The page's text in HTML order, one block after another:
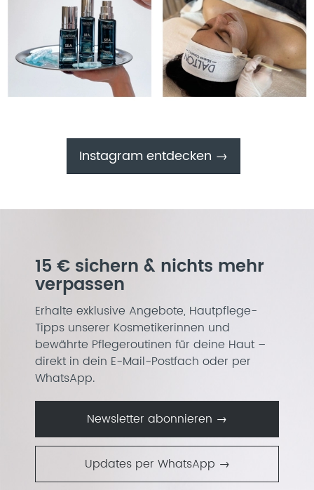
Instagram entdecken →
15 € sichern & nichts mehr
verpassen
Erhalte exklusive Angebote, Hautpflege-
Tipps unserer Kosmetikerinnen und
bewährte Pflegeroutinen für deine Haut –
direkt in dein E-Mail-Postfach oder per
WhatsApp.
Newsletter abonnieren →
Updates per WhatsApp →